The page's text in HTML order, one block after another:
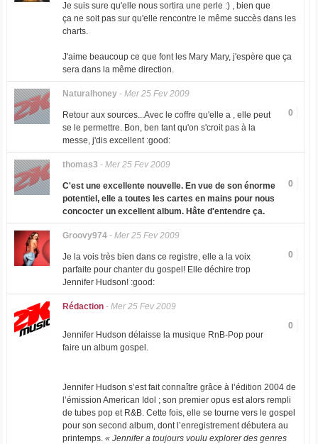
Je suis sure qu'elle nous sortira une perle :) , bien que
ça ne soit pas sur qu'elle rencontre le même succès dans les
charts.
J'aime beaucoup ce que font les Mary Mary, j'espère que ça
sera dans la même direction.
Naturalhoney- Mer 25 Fev 2009
0
Retour aux sources...Avec le coffre qu'elle a , elle peut
se le permettre. Bon, ben tant qu'on s'croit pas à la
messe, j'dis excellent :good:
thomas3 - Mer 25 Fev 2009
0
C'est une excellente nouvelle. En vue de son énorme
potentiel, elle a toutes les cartes en mains pour nous
concocter un excellent album. Hâte d'entendre ça.
Groovy974- Mer 25 Fev 2009
0
Je la vois très bien dans ce registre, elle a la voix
parfaite pour chanter du gospel! Elle déchire trop
Jennifer Hudson! :good:
Rédaction- Mer 25 Fev 2009
0
Jennifer Hudson délaisse la musique RnB-Pop pour
faire un album gospel.
Jennifer Hudson s’est fait connaître grâce à l’édition 2004 de
l’émission American Idol ; son premier opus est alors rempli
de tubes pop et R&B. Cette fois, elle se tourne vers le gospel
pour son second album, dont l’enregistrement débutera au
printemps. « Jennifer a toujours voulu explorer des genres